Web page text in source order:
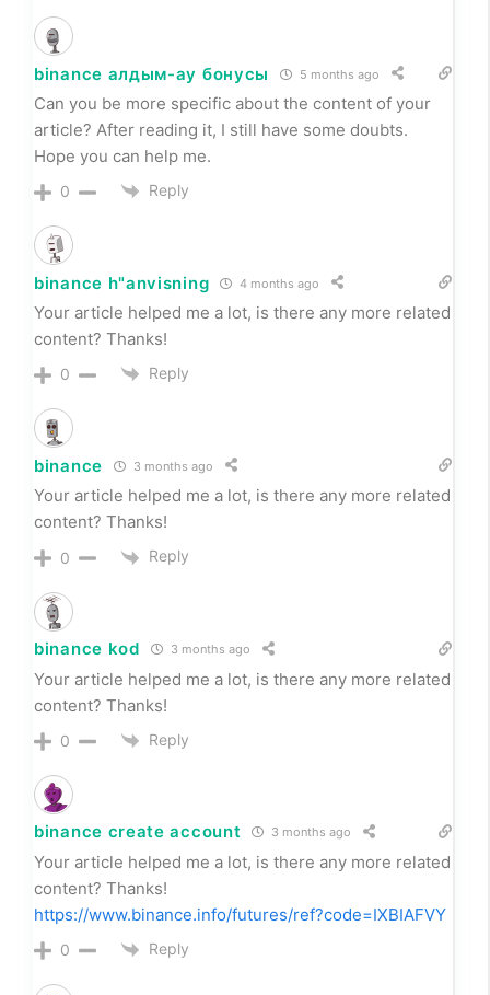
binance алдым-ау бонусы 5 months ago
Can you be more specific about the content of your
article? After reading it, I still have some doubts.
Hope you can help me.
0 Reply
binance h"anvisning 4 months ago
Your article helped me a lot, is there any more related
content? Thanks!
0 Reply
binance 3 months ago
Your article helped me a lot, is there any more related
content? Thanks!
0 Reply
binance kod 3 months ago
Your article helped me a lot, is there any more related
content? Thanks!
0 Reply
binance create account 3 months ago
Your article helped me a lot, is there any more related
content? Thanks!
https://www.binance.info/futures/ref?code=IXBIAFVY
0 Reply